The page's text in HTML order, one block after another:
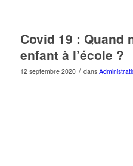
Covid 19 : Quand
enfant à l’école ?
12 septembre 2020 / dans